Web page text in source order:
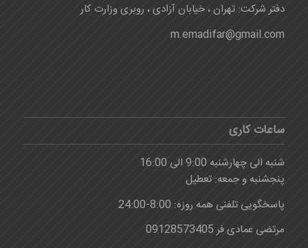
دفتر شرکت: تهران ، خیابان آزادی ، روبری وزارت کار
m.emadifar@gmail.com
ساعات کاری
شنبه الی چهارشنبه 9:00 الی 16:00
پنجشنبه و جمعه: تعطیل
پاسخگویی تلفنی همه روزه: 8:00-24:00
مرتضی عمادی فر 09128573405